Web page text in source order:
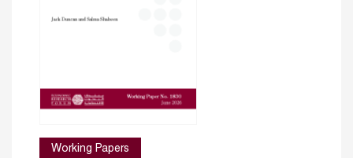
Working Papers